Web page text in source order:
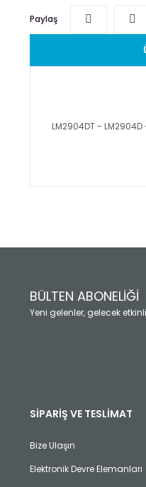
Paylaş
LM2904DT -
Ürün
Ürün fiyatı diğer
Bu ürüne benzer
BÜLTEN ABONELİĞİ
Yeni gelenler, gelecek
SİPARİŞ VE TESLİMAT
Bize Ulaşın
Elektronik Devre Elemanları